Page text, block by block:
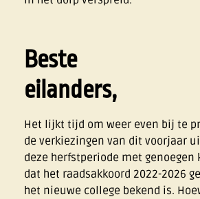
Beste
Het lijkt tijd om weer even bij te
de verkiezingen van dit voorjaar
deze herfstperiode met genoegen
dat het raadsakkoord 2022-2026
het nieuwe college bekend is.